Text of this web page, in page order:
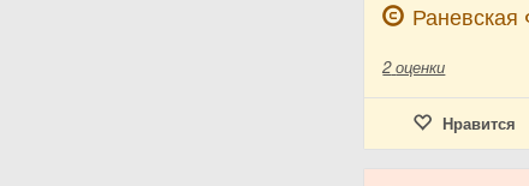
Раневская
2 оценки
Нравится